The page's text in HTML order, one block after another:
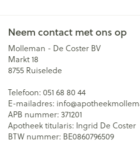
Neem contact met ons op
Molleman - De Coster BV
Markt 18
8755 Ruiselede
Telefoon: 051 68 80 44
E-mailadres: info@
APB nummer: 371201
Apotheek titularis: Ingrid De Coster
BTW nummer: BE0860796509